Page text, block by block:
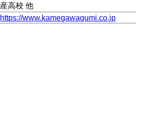
産高校 他
https://www.kamegawagumi.co.jp